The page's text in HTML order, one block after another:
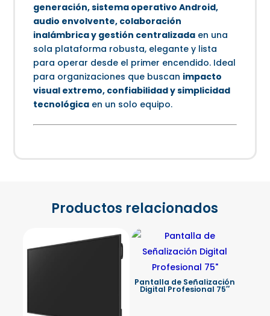
generación, sistema operativo Android,
audio envolvente, colaboración
inalámbrica y gestión centralizada en una
sola plataforma robusta, elegante y lista
para operar desde el primer encendido. Ideal
para organizaciones que buscan impacto
visual extremo, confiabilidad y simplicidad
tecnológica en un solo equipo.
Productos relacionados
Pantalla de Señalización
Digital Profesional 75″